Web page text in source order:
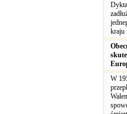
kraju
W